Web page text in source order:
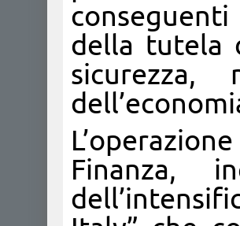
della tutela
Finanza,